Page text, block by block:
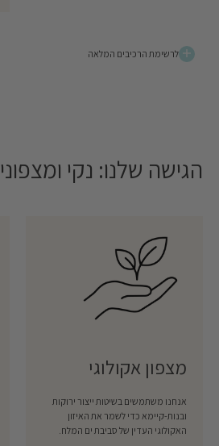
לרשימת הרכיבים המלאה
הגישה שלנו: נקי ומצפוני
מצפון אקולוגי
אנחנו משתמשים בשיטות ייצור ירוקות
ובנות-קיימא כדי לשמר את האיזון
האקולוגי העדין של סביבת ים המלח.